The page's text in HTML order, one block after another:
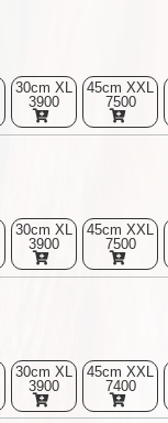
30cm XL
3900
45cm XXL
7500
30cm XL
3900
45cm XXL
7500
30cm XL
3900
45cm XXL
7400